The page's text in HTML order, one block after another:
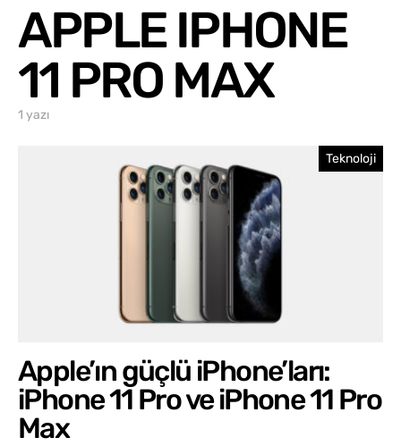
APPLE IPHONE
11 PRO MAX
1 yazı
Teknoloji
Apple’ın güçlü iPhone’ları:
iPhone 11 Pro ve iPhone 11 Pro
Max